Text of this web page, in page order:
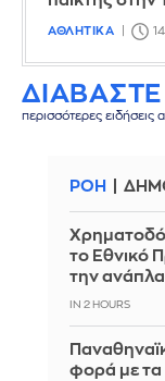
ΑΘΛΗΤΙΚΑ
περισσότερες ειδήσεις
ΡΟΗ
το Εθνικό
την
IN 2 HOURS
φορά με τα